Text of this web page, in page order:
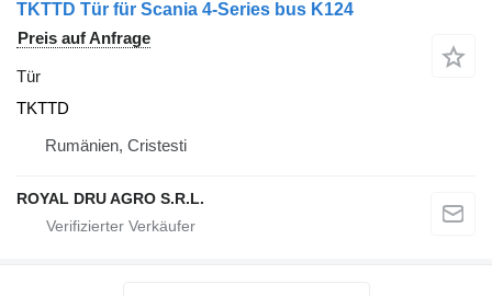
TKTTD Tür für Scania 4-Series bus K124
Preis auf Anfrage
Tür
TKTTD
Rumänien, Cristesti
ROYAL DRU AGRO S.R.L.